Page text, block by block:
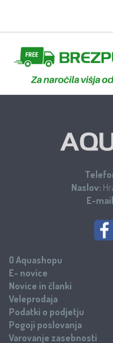
Naslov:
E-
O Aquashopu
E- novice
Novice in članki
Veleprodaja
Podatki o podjetju
Pogoji poslovanja
Varovanje zasebnosti